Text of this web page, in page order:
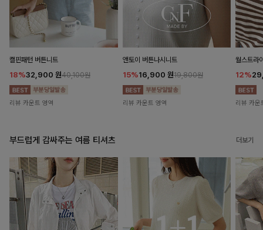
캘핀패턴 버튼니트
18%32,900 원40,100원
리뷰 카운트 영역
앤토이 버튼나시니트
15%16,900 원19,800원
리뷰 카운트 영역
월스트라
12%
리뷰 카운
부드럽게 감싸주는 여름 티셔츠 더보기